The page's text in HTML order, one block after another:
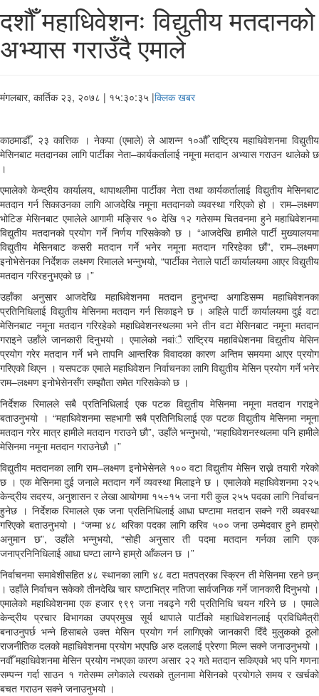
दशौँ महाधिवेशनः विद्युतीय मतदानकोे
अभ्यास गराउँदै एमाले
मंगलबार, कार्तिक २३, २०७८ | १५:३०:३५ |क्लिक खबर
काठमाडौँ, २३ कात्तिक । नेकपा (एमाले) ले आशन्न १०औँ राष्ट्रिय महाधिवेशनमा विद्युतीय
मेसिनबाट मतदानका लागि पार्टीका नेता–कार्यकर्तालाई नमूना मतदान अभ्यास गराउन थालेको छ
।
एमालेको केन्द्रीय कार्यालय, थापाथलीमा पार्टीका नेता तथा कार्यकर्तालाई विद्युतीय मेसिनबाट
मतदान गर्न सिकाउनका लागि आजदेखि नमूना मतदानको व्यवस्था गरिएको हो । राम–लक्ष्मण
भोटिङ मेसिनबाट एमालेले आगामी मङ्सिर १० देखि १२ गतेसम्म चितवनमा हुने महाधिवेशनमा
विद्युतीय मतदानको प्रयोग गर्ने निर्णय गरिसकेकोे छ । “आजदेखि हामीले पार्टी मुख्यालयमा
विद्युतीय मेसिनबाट कसरी मतदान गर्ने भनेर नमूना मतदान गरिरहेका छौं”, राम–लक्ष्मण
इनोभेसेनका निर्देशक लक्ष्मण रिमालले भन्नुभयो, “पार्टीका नेताले पार्टी कार्यालयमा आएर विद्युतीय
मतदान गरिरहनु्भएको छ ।”
उहाँका अनुसार आजदेखि महाधिवेशनमा मतदान हुनुभन्दा अगाडिसम्म महाधिवेशनका
प्रतिनिधिलाई विद्युतीय मेसिनमा मतदान गर्न सिकाइने छ । अहिले पार्टी कार्यालयमा दुई वटा
मेसिनबाट नमूना मतदान गरिरहेको महाधिवेशनस्थलमा भने तीन वटा मेसिनबाट नमूना मतदान
गराइने उहाँले जानकारी दिनुभयो । एमालेको नवांै राष्ट्रिय महाविधेशनमा विद्युतीय मेसिन
प्रयोग गरेर मतदान गर्ने भने तापनि आन्तरिक विवादका कारण अन्तिम समयमा आएर प्रयोग
गरिएको थिएन । यसपटक एमाले महाधिवेशन निर्वाचनका लागि विद्युतीय मेसिन प्रयोग गर्ने भनेर
राम–लक्ष्मण इनोभेसेनसँग सम्झौता समेत गरिसकेको छ ।
निर्देशक रिमालले सबै प्रतिनिधिलाई एक पटक विद्युतीय मेसिनमा नमूना मतदान गराइने
बताउनुभयो । “महाधिवेशनमा सहभागी सबै प्रतिनिधिलाई एक पटक विद्युतीय मेसिनमा नमूना
मतदान गरेर मात्र हामीले मतदान गराउने छौ”, उहाँले भन्नुभयो, “महाधिवेशनस्थलमा पनि हामीले
मेसिनमा नमूना मतदान गराउनेछौ ।”
विद्युतीय मतदानका लागि राम–लक्ष्मण इनोभेसेनले १०० वटा विद्युतीय मेसिन राख्ने तयारी गरेको
छ । एक मेसिनमा दुई जनाले मतदान गर्ने व्यवस्था मिलाइने छ । एमालेको महाधिवेशनमा २२५
केन्द्रीय सदस्य, अनुशासन र लेखा आयोगमा १५÷१५ जना गरी कुल २५५ पदका लागि निर्वाचन
हुनेछ । निर्देशक रिमालले एक जना प्रतिनिधिलाई आधा घण्टामा मतदान सक्ने गरी व्यवस्था
गरिएको बताउनुभयो । “जम्मा ४८ थरिका पदका लागि करिव ५०० जना उम्मेदवार हुने हाम्रो
अनुमान छ”, उहाँले भन्नुभयो, “सोही अनुसार ती पदमा मतदान गर्नका लागि एक
जनाप्रनिनिधिलाई आधा घण्टा लाग्ने हाम्रो आँकलन छ ।”
निर्वाचनमा समावेशीसहित ४८ स्थानका लागि ४८ वटा मतपत्रका स्क्रिन ती मेसिनमा रहने छन्
। उहाँले निर्वाचन सकेको तीनदेखि चार घण्टाभित्र नतिजा सार्वजनिक गर्ने जानकारी दिनुभयो ।
एमालेको महाधिवेशनमा एक हजार ९९९ जना नबढ्ने गरी प्रतिनिधि चयन गरिने छ । एमाले
केन्द्रीय प्रचार विभागका उपप्रमुख सूर्य थापाले पार्टीको महाधिवेशनलाई प्रविधिमैत्री
बनाउनुपर्छ भन्ने हिसाबले उक्त मेसिन प्रयोग गर्न लागिएको जानकारी दिँदै मुलुकको ठूलो
राजनीतिक दलको महाधिवेशनमा प्रयोग भएपछि अरु दललाई प्रेरणा मिल्न सक्ने जनाउनुभयो ।
नवौँ महाधिवेशनमा मेसिन प्रयोग नभएका कारण असार २२ गते मतदान सकिएको भए पनि गणना
सम्पन्न गर्दा साउन १ गतेसम्म लगेकाले त्यसको तुलनामा मेसिनको प्रयोगले समय र खर्चको
बचत गराउन सक्ने जनाउनुभयो ।